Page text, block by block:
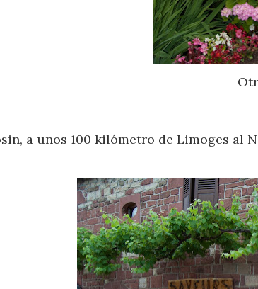
a unos 100 kilómetro de Limoges al